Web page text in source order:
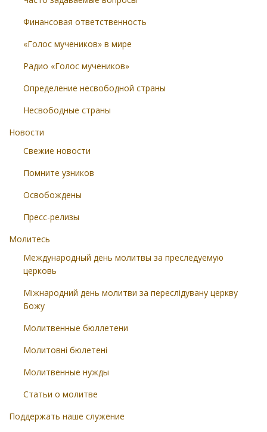
Финансовая ответственность
«Голос мучеников» в мире
Радио «Голос мучеников»
Определение несвободной страны
Несвободные страны
Новости
Свежие новости
Помните узников
Освобождены
Пресс-релизы
Молитесь
Международный день молитвы за преследуемую
церковь
Міжнародний день молитви за переслідувану церкву
Божу
Молитвенные бюллетени
Молитовні бюлетені
Молитвенные нужды
Статьи о молитве
Поддержать наше служение